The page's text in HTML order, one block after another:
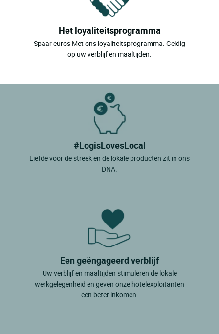
Het loyaliteitsprogramma
Spaar euros Met ons loyaliteitsprogramma. Geldig
op uw verblijf en maaltijden.
#LogisLovesLocal
Liefde voor de streek en de lokale producten zit in ons
DNA.
Een geëngageerd verblijf
Uw verblijf en maaltijden stimuleren de lokale
werkgelegenheid en geven onze hotelexploitanten
een beter inkomen.